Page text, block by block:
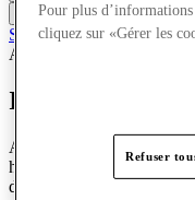
Contacter la boutique
Shopping virtuel
Accessoires & Sacs
Inspirez-vous :
Adoptant des designs
haute qualité et un modèle
de nombreux fans fidèles.
Pour plus d’informations
cliquez sur «Gérer les
Refuser